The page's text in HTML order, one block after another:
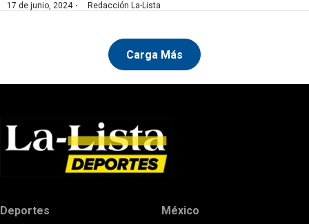
17 de junio, 2024· Redacción La-Lista
Carga Más
Deportes México